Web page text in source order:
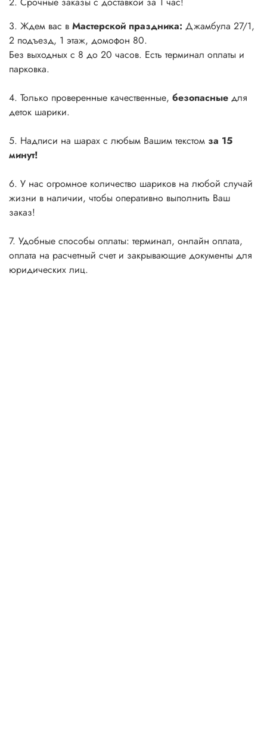
3. Ждем вас в Мастерской праздника: Джамбула 27/1,
2 подъезд, 1 этаж, домофон 80.
Без выходных с 8 до 20 часов. Есть терминал оплаты и
парковка.
4. Только проверенные качественные, безопасные для
деток шарики.
5. Надписи на шарах с любым Вашим текстом за 15
минут!
6. У нас огромное количество шариков на любой случай
жизни в наличии, чтобы оперативно выполнить Ваш
заказ!
7. Удобные способы оплаты: терминал, онлайн оплата,
оплата на расчетный счет и закрывающие документы для
юридических лиц.